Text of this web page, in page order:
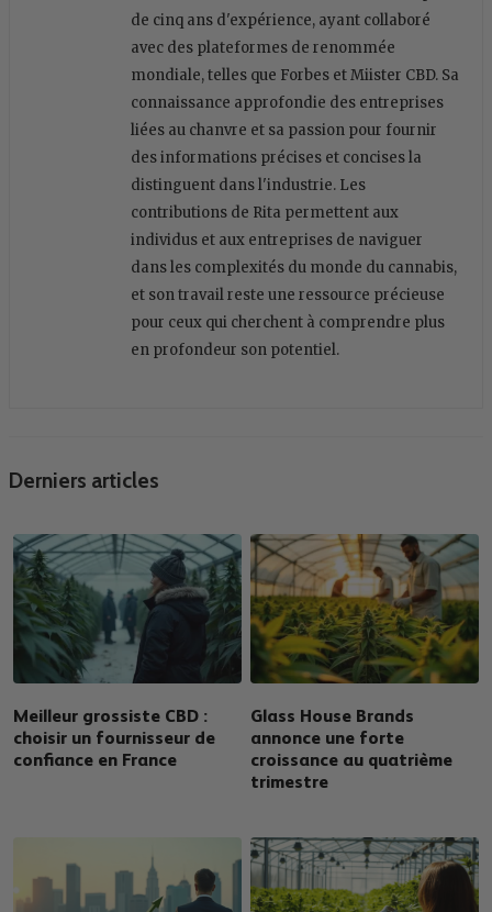
de cinq ans d'expérience, ayant collaboré
avec des plateformes de renommée
mondiale, telles que Forbes et Miister CBD. Sa
connaissance approfondie des entreprises
liées au chanvre et sa passion pour fournir
des informations précises et concises la
distinguent dans l'industrie. Les
contributions de Rita permettent aux
individus et aux entreprises de naviguer
dans les complexités du monde du cannabis,
et son travail reste une ressource précieuse
pour ceux qui cherchent à comprendre plus
en profondeur son potentiel.
Derniers articles
Meilleur grossiste CBD :
choisir un fournisseur de
confiance en France
Glass House Brands
annonce une forte
croissance au quatrième
trimestre